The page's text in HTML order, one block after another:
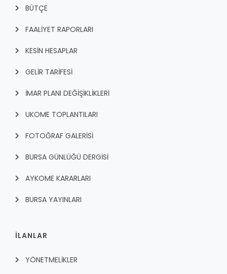
BÜTÇE
FAALİYET RAPORLARI
KESİN HESAPLAR
GELİR TARİFESİ
İMAR PLANI DEĞİŞİKLİKLERİ
UKOME TOPLANTILARI
FOTOĞRAF GALERİSİ
BURSA GÜNLÜĞÜ DERGİSİ
AYKOME KARARLARI
BURSA YAYINLARI
İLANLAR
YÖNETMELİKLER